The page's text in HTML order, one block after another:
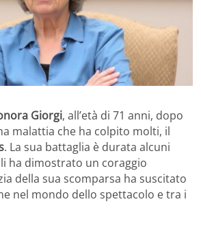
Giorgi, all’età di 71 anni, dopo
malattia che ha colpito molti, il
. La sua battaglia è durata alcuni
ha dimostrato un coraggio
della sua scomparsa ha suscitato
nel mondo dello spettacolo e tra i